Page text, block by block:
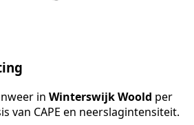
in Winterswijk Woold per
van CAPE en neerslagintensiteit.